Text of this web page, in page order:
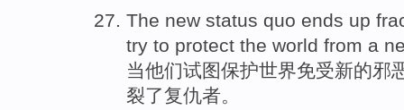
The new status quo ends up
try to protect the world from a
当他们试图保护世界免受新的邪
裂了复仇者。